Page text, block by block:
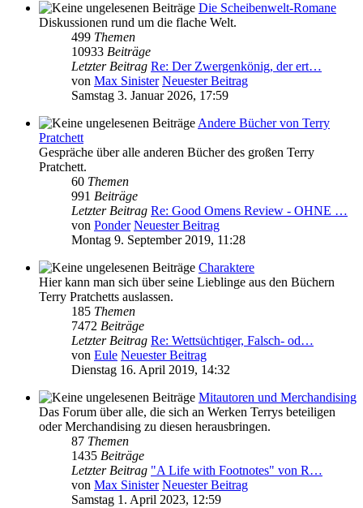
Die Scheibenwelt-Romane
Diskussionen rund um die flache Welt.
499 Themen
10933 Beiträge
Letzter Beitrag Re: Der Zwergenkönig, der ert…
von Max Sinister Neuester Beitrag
Samstag 3. Januar 2026, 17:59
Andere Bücher von Terry
Pratchett
Gespräche über alle anderen Bücher des großen Terry
Pratchett.
60 Themen
991 Beiträge
Letzter Beitrag Re: Good Omens Review - OHNE …
von Ponder Neuester Beitrag
Montag 9. September 2019, 11:28
Charaktere
Hier kann man sich über seine Lieblinge aus den Büchern
Terry Pratchetts auslassen.
185 Themen
7472 Beiträge
Letzter Beitrag Re: Wettsüchtiger, Falsch- od…
von Eule Neuester Beitrag
Dienstag 16. April 2019, 14:32
Mitautoren und Merchandising
Das Forum über alle, die sich an Werken Terrys beteiligen
oder Merchandising zu diesen herausbringen.
87 Themen
1435 Beiträge
Letzter Beitrag "A Life with Footnotes" von R…
von Max Sinister Neuester Beitrag
Samstag 1. April 2023, 12:59